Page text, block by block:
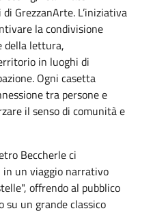
GrezzanArte. L’iniziativa
la condivisione
della lettura,
in luoghi di
Ogni casetta
tra persone e
il senso di comunità e
Beccherle ci
in un viaggio narrativo
offrendo al pubblico
su un grande classico